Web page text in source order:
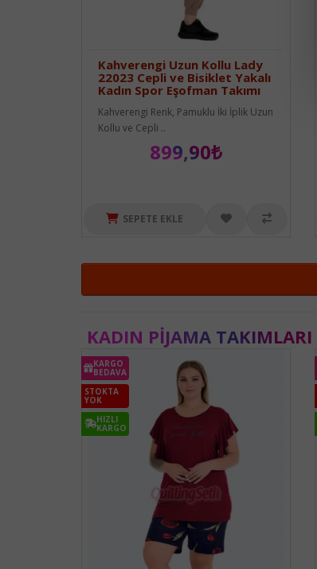
Kahverengi Uzun Kollu Lady
22023 Cepli ve Bisiklet Yakalı
Kadın Spor Eşofman Takımı
Kahverengi Renk, Pamuklu İki İplik Uzun
Kollu ve Cepli ..
899,90₺
SEPETE EKLE
KADIN PIJAMA TAKIMLARI
KARGO
BEDAVA
STOKTA
YOK
HIZLI
KARGO